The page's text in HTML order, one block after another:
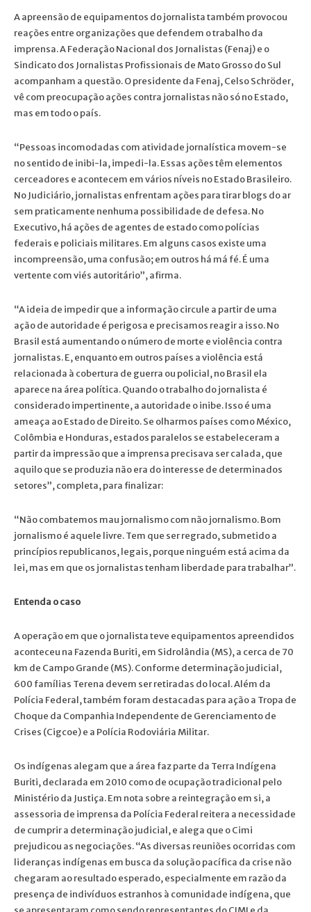
A apreensão de equipamentos do jornalista também provocou
reações entre organizações que defendem o trabalho da
imprensa. A Federação Nacional dos Jornalistas (Fenaj) e o
Sindicato dos Jornalistas Profissionais de Mato Grosso do Sul
acompanham a questão. O presidente da Fenaj, Celso Schröder,
vê com preocupação ações contra jornalistas não só no Estado,
mas em todo o país.
“Pessoas incomodadas com atividade jornalística movem-se
no sentido de inibi-la, impedi-la. Essas ações têm elementos
cerceadores e acontecem em vários níveis no Estado Brasileiro.
No Judiciário, jornalistas enfrentam ações para tirar blogs do ar
sem praticamente nenhuma possibilidade de defesa. No
Executivo, há ações de agentes de estado como polícias
federais e policiais militares. Em alguns casos existe uma
incompreensão, uma confusão; em outros há má fé. É uma
vertente com viés autoritário”, afirma.
“A ideia de impedir que a informação circule a partir de uma
ação de autoridade é perigosa e precisamos reagir a isso. No
Brasil está aumentando o número de morte e violência contra
jornalistas. E, enquanto em outros países a violência está
relacionada à cobertura de guerra ou policial, no Brasil ela
aparece na área política. Quando o trabalho do jornalista é
considerado impertinente, a autoridade o inibe. Isso é uma
ameaça ao Estado de Direito. Se olharmos países como México,
Colômbia e Honduras, estados paralelos se estabeleceram a
partir da impressão que a imprensa precisava ser calada, que
aquilo que se produzia não era do interesse de determinados
setores”, completa, para finalizar:
“Não combatemos mau jornalismo com não jornalismo. Bom
jornalismo é aquele livre. Tem que ser regrado, submetido a
princípios republicanos, legais, porque ninguém está acima da
lei, mas em que os jornalistas tenham liberdade para trabalhar”.
Entenda o caso
A operação em que o jornalista teve equipamentos apreendidos
aconteceu na Fazenda Buriti, em Sidrolândia (MS), a cerca de 70
km de Campo Grande (MS). Conforme determinação judicial,
600 famílias Terena devem ser retiradas do local. Além da
Polícia Federal, também foram destacadas para ação a Tropa de
Choque da Companhia Independente de Gerenciamento de
Crises (Cigcoe) e a Polícia Rodoviária Militar.
Os indígenas alegam que a área faz parte da Terra Indígena
Buriti, declarada em 2010 como de ocupação tradicional pelo
Ministério da Justiça. Em nota sobre a reintegração em si, a
assessoria de imprensa da Polícia Federal reitera a necessidade
de cumprir a determinação judicial, e alega que o Cimi
prejudicou as negociações. “As diversas reuniões ocorridas com
lideranças indígenas em busca da solução pacífica da crise não
chegaram ao resultado esperado, especialmente em razão da
presença de indivíduos estranhos à comunidade indígena, que